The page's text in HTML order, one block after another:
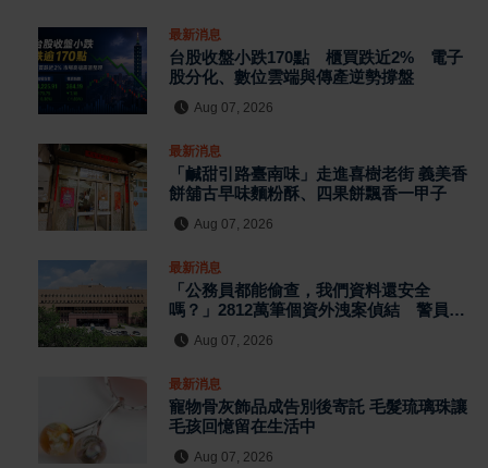
最新消息
台股收盤小跌170點 櫃買跌近2% 電子
股分化、數位雲端與傳產逆勢撐盤
Aug 07, 2026
最新消息
「鹹甜引路臺南味」走進喜樹老街 義美香
餅舖古早味麵粉酥、四果餅飄香一甲子
Aug 07, 2026
最新消息
「公務員都能偷查，我們資料還安全
嗎？」2812萬筆個資外洩案偵結 警員查
個資、暗網交易與公務資訊漏洞曝光
Aug 07, 2026
最新消息
寵物骨灰飾品成告別後寄託 毛髮琉璃珠讓
毛孩回憶留在生活中
Aug 07, 2026